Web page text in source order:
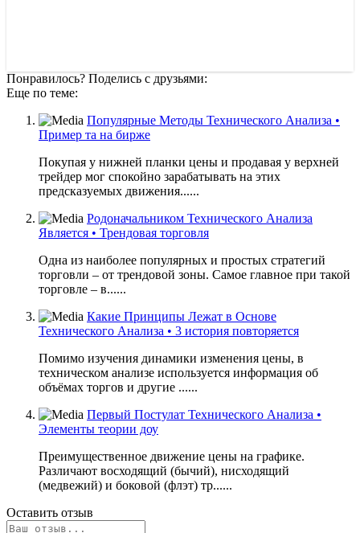
Понравилось? Поделись с друзьями:
Еще по теме:
Популярные Методы Технического Анализа •
Пример та на бирже
Покупая у нижней планки цены и продавая у верхней
трейдер мог спокойно зарабатывать на этих
предсказуемых движения......
Родоначальником Технического Анализа
Является • Трендовая торговля
Одна из наиболее популярных и простых стратегий
торговли – от трендовой зоны. Самое главное при такой
торговле – в......
Какие Принципы Лежат в Основе
Технического Анализа • 3 история повторяется
Помимо изучения динамики изменения цены, в
техническом анализе используется информация об
объёмах торгов и другие ......
Первый Постулат Технического Анализа •
Элементы теории доу
Преимущественное движение цены на графике.
Различают восходящий (бычий), нисходящий
(медвежий) и боковой (флэт) тр......
Оставить отзыв